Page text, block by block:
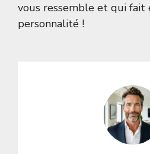
vous ressemble et qui fait
personnalité !